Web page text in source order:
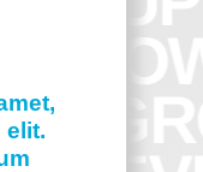
elit.